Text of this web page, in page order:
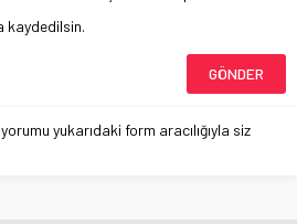
kaydedilsin.
yukarıdaki form aracılığıyla siz